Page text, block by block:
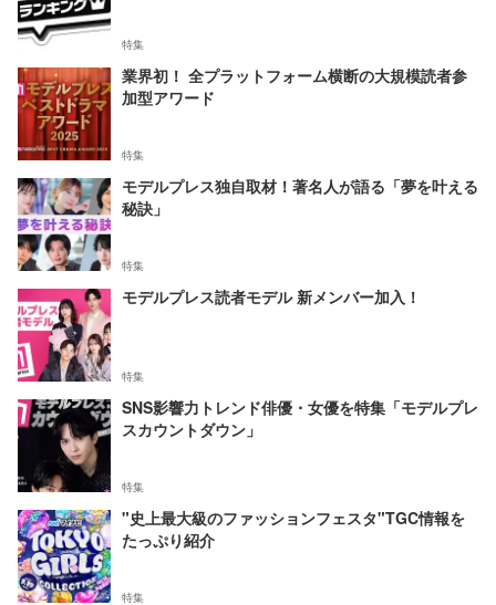
特集
業界初！ 全プラットフォーム横断の大規模読者参
加型アワード
特集
モデルプレス独自取材！著名人が語る「夢を叶える
秘訣」
特集
モデルプレス読者モデル 新メンバー加入！
特集
SNS影響力トレンド俳優・女優を特集「モデルプレ
スカウントダウン」
特集
"史上最大級のファッションフェスタ"TGC情報を
たっぷり紹介
特集